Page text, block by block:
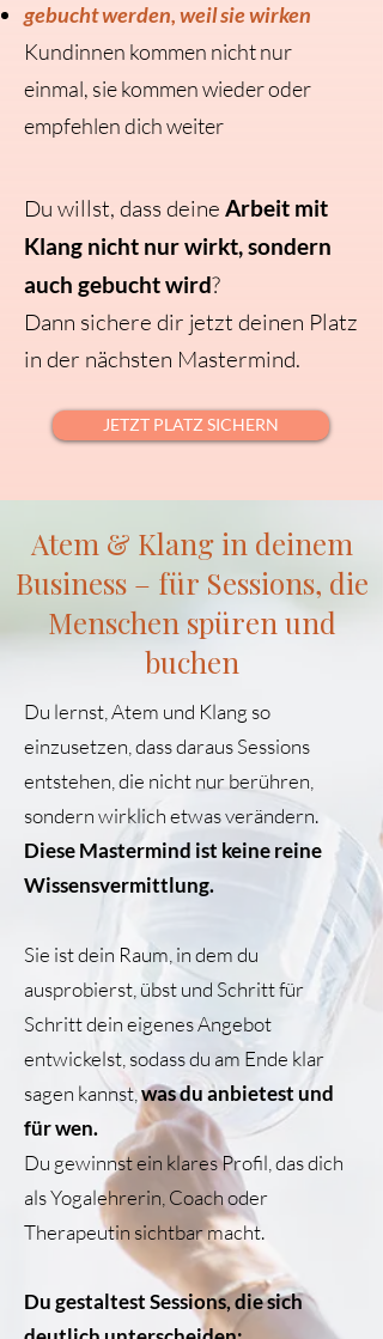
gebucht werden, weil sie wirken
Kundinnen kommen nicht nur
einmal, sie kommen wieder oder
empfehlen dich weiter
Du willst, dass deine Arbeit mit
Klang nicht nur wirkt, sondern
auch gebucht wird?
Dann sichere dir jetzt deinen Platz
in der nächsten Mastermind.
JETZT PLATZ SICHERN
Atem & Klang in deinem
Business – für Sessions, die
Menschen spüren und
buchen
Du lernst, Atem und Klang so
einzusetzen, dass daraus Sessions
entstehen, die nicht nur berühren,
sondern wirklich etwas verändern.
Diese Mastermind ist keine reine
Wissensvermittlung.
Sie ist dein Raum, in dem du
ausprobierst, übst und Schritt für
Schritt dein eigenes Angebot
entwickelst, sodass du am Ende klar
sagen kannst,was du anbietest und
für wen.
Du gewinnst ein klares Profil, das dich
als Yogalehrerin, Coach oder
Therapeutin sichtbar macht.
Du gestaltest Sessions, die sich